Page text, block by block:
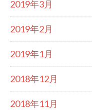
2019年3月
2019年2月
2019年1月
2018年12月
2018年11月